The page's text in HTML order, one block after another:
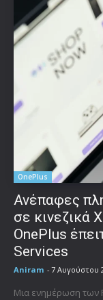
OnePlus
Ανέπαφες
σε κινεζικά
OnePlus
Services
Aniram - 7 Αυγούστου
Μια ενημέρωση των